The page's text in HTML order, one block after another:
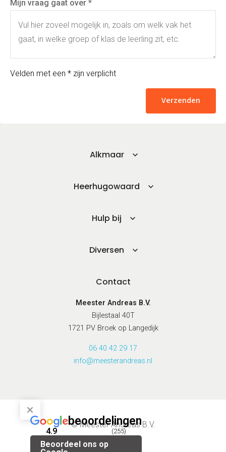
Mijn vraag gaat over *
Velden met een * zijn verplicht
Verzenden
Alkmaar
Heerhugowaard
Hulp bij
Diversen
Contact
Meester Andreas B.V.
Bijlestaal 40T
1721 PV Broek op Langedijk
06 40 42 29 17
info@meesterandreas.nl
© Meester Andreas B.V.
Privacybeleid
beoordelingen
4.9 (255)
Beoordeel ons op